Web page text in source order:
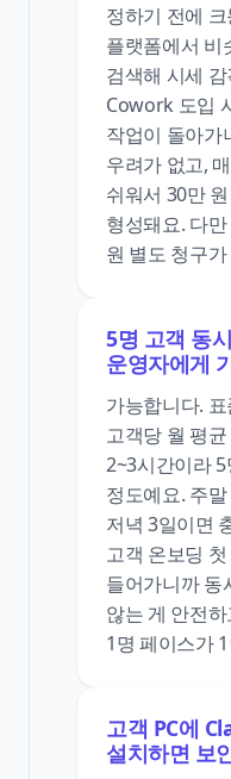
정하기 전에
플랫폼에서 비
검색해 시세
Cowork 도입
작업이 돌아가
우려가 없고,
쉬워서 30만
형성돼요. 다
원 별도 청구
5명 고객 동
운영자에게
가능합니다.
고객당 월 평
2~3시간이라
정도예요. 주
저녁 3일이면
고객 온보딩
들어가니까 동
않는 게 안전
1명 페이스가
고객 PC에
설치하면 보